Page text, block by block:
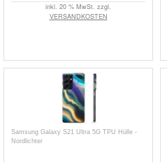
inkl. 20 % MwSt. zzgl.
VERSANDKOSTEN
Samsung Galaxy S21 Ultra 5G TPU Hülle -
Nordlichter